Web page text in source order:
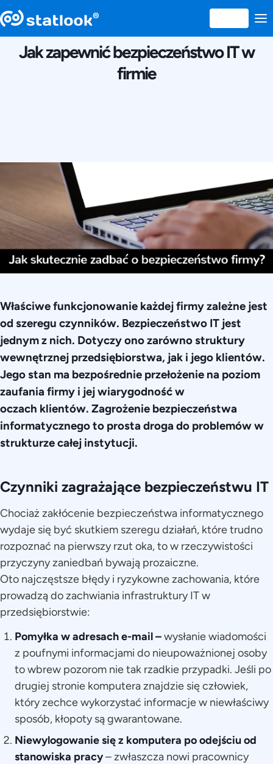
14 OCTOMBRIE 2017
Jak zapewnić bezpieczeństwo IT w
firmie
Właściwe funkcjonowanie każdej firmy zależne jest
od szeregu czynników. Bezpieczeństwo IT jest
jednym z nich. Dotyczy ono zarówno struktury
wewnętrznej przedsiębiorstwa, jak i jego klientów.
Jego stan ma bezpośrednie przełożenie na poziom
zaufania firmy i jej wiarygodność w
oczach klientów. Zagrożenie bezpieczeństwa
informatycznego to prosta droga do problemów w
strukturze całej instytucji.
Czynniki zagrażające bezpieczeństwu IT
Chociaż zakłócenie bezpieczeństwa informatycznego
wydaje się być skutkiem szeregu działań, które trudno
rozpoznać na pierwszy rzut oka, to w rzeczywistości
przyczyny zaniedbań bywają prozaiczne.
Oto najczęstsze błędy i ryzykowne zachowania, które
prowadzą do zachwiania infrastruktury IT w
przedsiębiorstwie:
Pomyłka w adresach e-mail –wysłanie wiadomości
z poufnymi informacjami do nieupoważnionej osoby
to wbrew pozorom nie tak rzadkie przypadki. Jeśli po
drugiej stronie komputera znajdzie się człowiek,
który zechce wykorzystać informacje w niewłaściwy
sposób, kłopoty są gwarantowane.
Niewylogowanie się z komputera po odejściu od
stanowiska pracy– zwłaszcza nowi pracownicy